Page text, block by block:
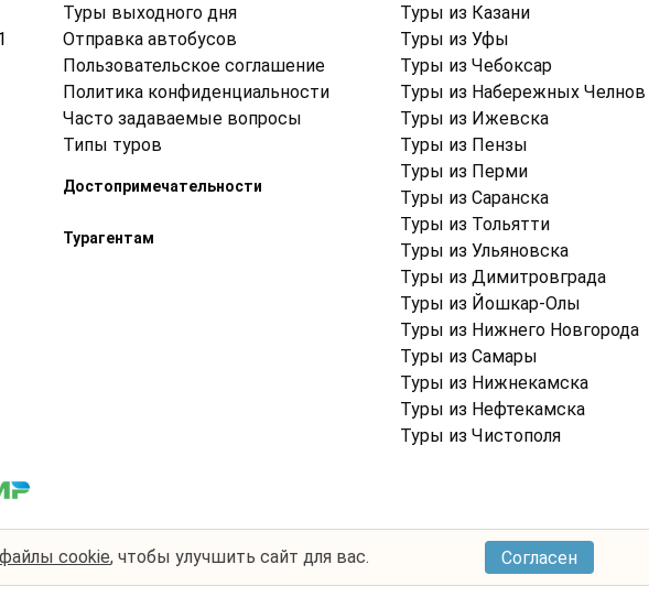
Туры выходного дня
Отправка автобусов
Пользовательское соглашение
Политика конфиденциальности
Часто задаваемые вопросы
Типы туров
Достопримечательности
Турагентам
Туры из Казани
Туры из Уфы
Туры из Чебоксар
Туры из Набережных Челнов
Туры из Ижевска
Туры из Пензы
Туры из Перми
Туры из Саранска
Туры из Тольятти
Туры из Ульяновска
Туры из Димитровграда
Туры из Йошкар-Олы
Туры из Нижнего Новгорода
Туры из Самары
Туры из Нижнекамска
Туры из Нефтекамска
Туры из Чистополя
Условия использования
файлы cookie, чтобы улучшить сайт для вас. Согласен